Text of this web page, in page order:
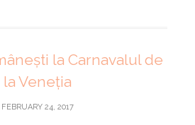
la Carnavalul de
la Veneția
FEBRUARY 24, 2017